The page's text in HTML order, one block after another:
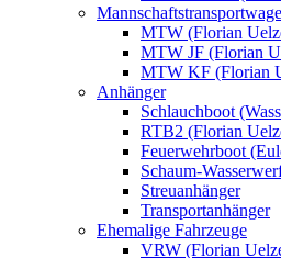
MTW (Florian
MTW JF (Florian
MTW KF (Florian
Anhänger
Schlauchboot
RTB2 (Florian
Feuerwehrboot
Schaum-
Streuanhänger
Transportanhänger
Ehemalige Fahrzeuge
VRW (Florian